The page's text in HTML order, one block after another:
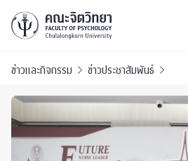
ข่าวและกิจกรรม ข่าวประชาสัมพันธ์